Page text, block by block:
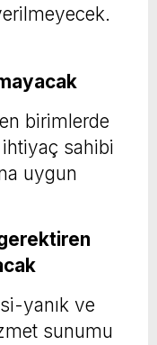
birimlerde
sahibi
uygun
yanık ve
sunumu